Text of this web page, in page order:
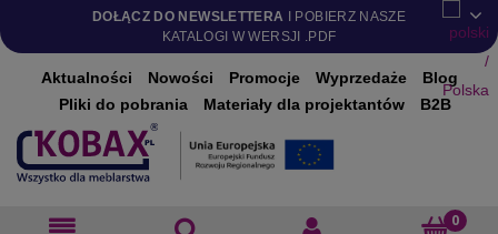
DOŁĄCZ DO NEWSLETTERA I POBIERZ NASZE
KATALOGI W WERSJI .PDF
Aktualności Nowości Promocje Wyprzedaże
Blog
Pliki do pobrania
Materiały dla projektantów B2B